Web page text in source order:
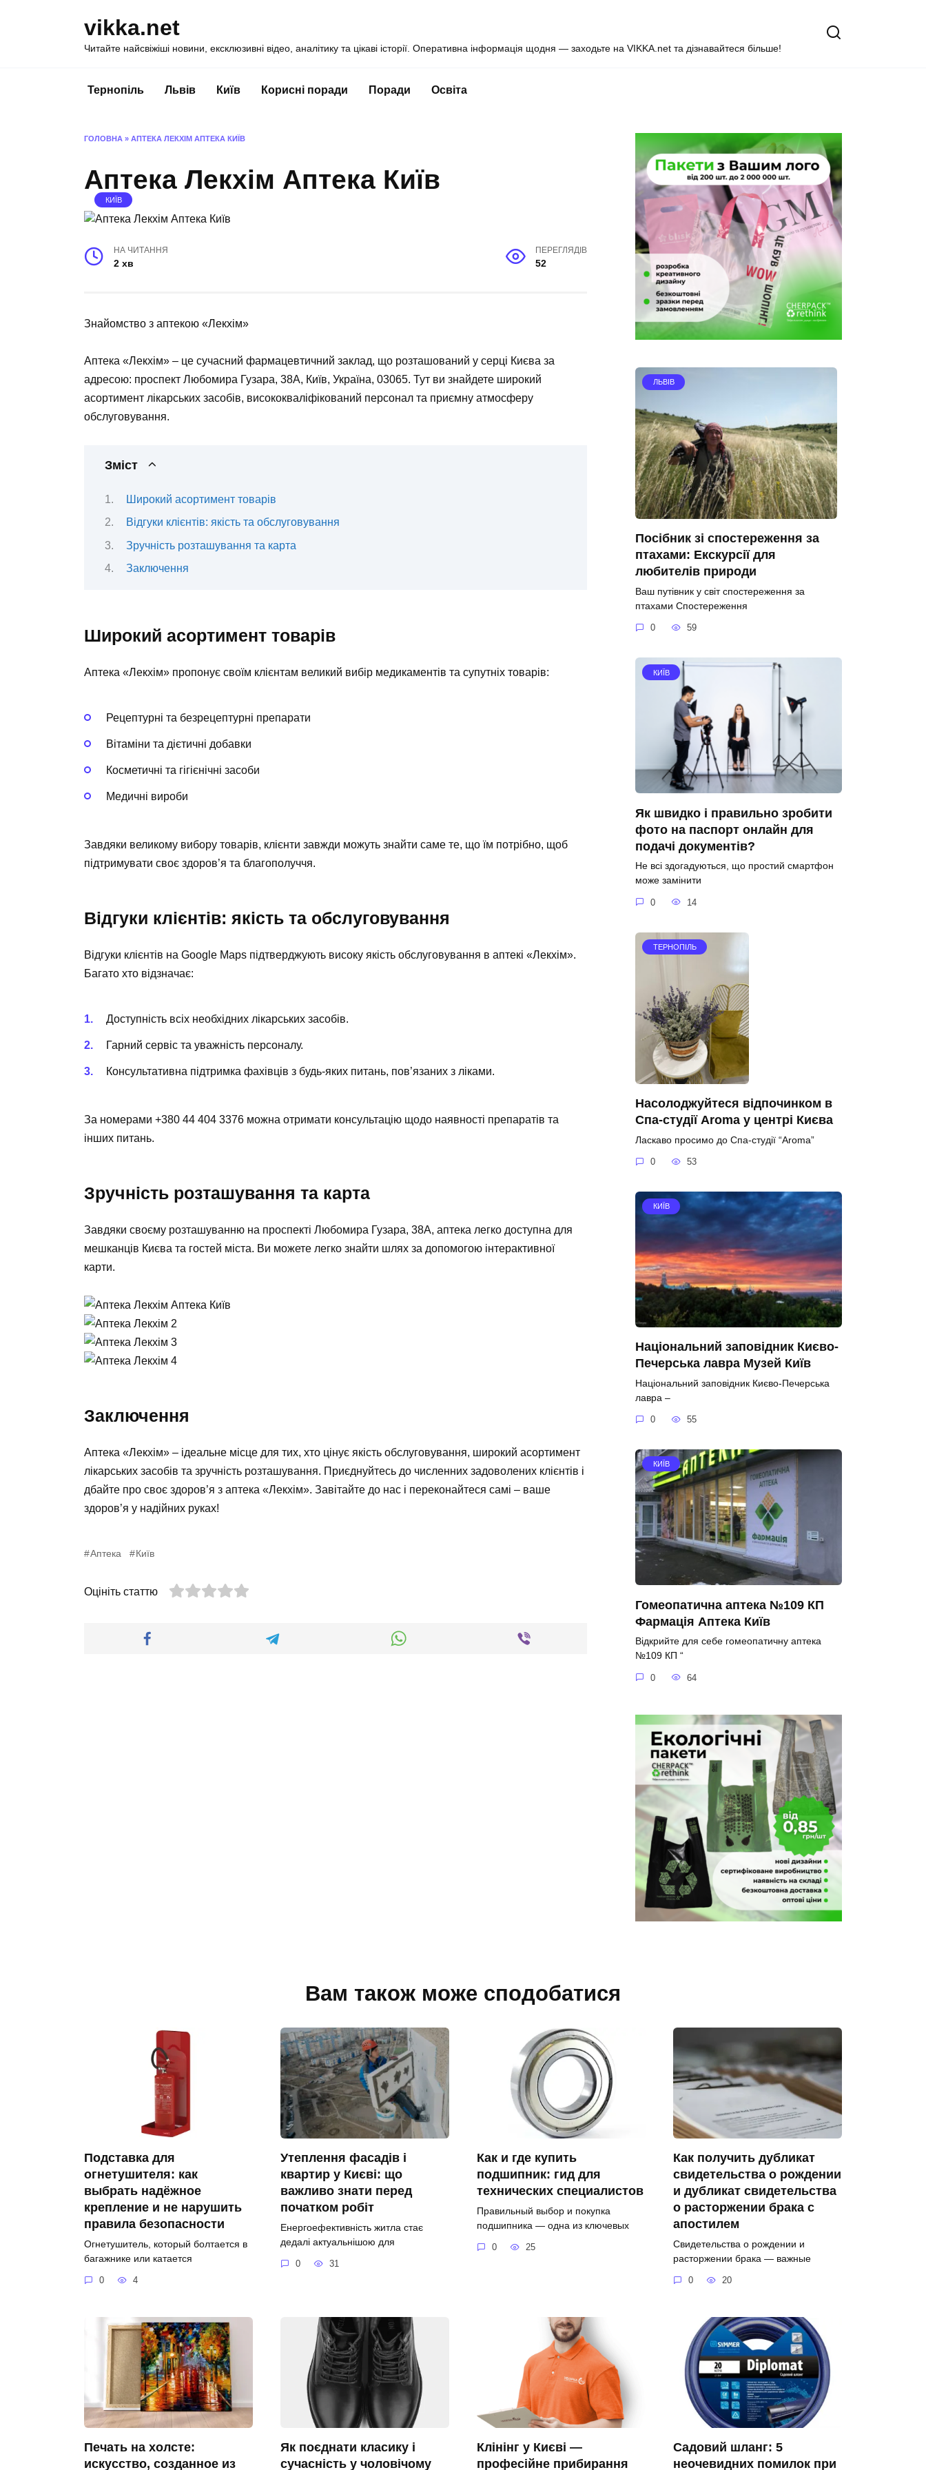
vikka.net
Читайте найсвіжіші новини, ексклюзивні відео, аналітику та цікаві історії. Оперативна інформація щодня — заходьте на VIKKA.net та дізнавайтеся більше!
Тернопіль Львів Київ Корисні поради Поради Освіта
ГОЛОВНА » АПТЕКА ЛЕКХІМ АПТЕКА КИЇВ
Аптека Лекхім Аптека Київ
КИЇВ
НА ЧИТАННЯ
2 хв
ПЕРЕГЛЯДІВ
52
Знайомство з аптекою «Лекхім»
Аптека «Лекхім» – це сучасний фармацевтичний заклад, що розташований у серці Києва за
адресою: проспект Любомира Гузара, 38А, Київ, Україна, 03065. Тут ви знайдете широкий
асортимент лікарських засобів, висококваліфікований персонал та приємну атмосферу
обслуговування.
Зміст
Широкий асортимент товарів
Відгуки клієнтів: якість та обслуговування
Зручність розташування та карта
Заключення
Широкий асортимент товарів
Аптека «Лекхім» пропонує своїм клієнтам великий вибір медикаментів та супутніх товарів:
Рецептурні та безрецептурні препарати
Вітаміни та дієтичні добавки
Косметичні та гігієнічні засоби
Медичні вироби
Завдяки великому вибору товарів, клієнти завжди можуть знайти саме те, що їм потрібно, щоб
підтримувати своє здоров’я та благополуччя.
Відгуки клієнтів: якість та обслуговування
Відгуки клієнтів на Google Maps підтверджують високу якість обслуговування в аптекі «Лекхім».
Багато хто відзначає:
Доступність всіх необхідних лікарських засобів.
Гарний сервіс та уважність персоналу.
Консультативна підтримка фахівців з будь-яких питань, пов’язаних з ліками.
За номерами +380 44 404 3376 можна отримати консультацію щодо наявності препаратів та
інших питань.
Зручність розташування та карта
Завдяки своєму розташуванню на проспекті Любомира Гузара, 38А, аптека легко доступна для
мешканців Києва та гостей міста. Ви можете легко знайти шлях за допомогою інтерактивної
карти.
Заключення
Аптека «Лекхім» – ідеальне місце для тих, хто цінує якість обслуговування, широкий асортимент
лікарських засобів та зручність розташування. Приєднуйтесь до численних задоволених клієнтів і
дбайте про своє здоров’я з аптека «Лекхім». Завітайте до нас і переконайтеся самі – ваше
здоров’я у надійних руках!
Аптека Київ
Оцініть статтю
ЛЬВІВ
Посібник зі спостереження за
птахами: Екскурсії для
любителів природи
Ваш путівник у світ спостереження за
птахами Спостереження
0 59
КИЇВ
Як швидко і правильно зробити
фото на паспорт онлайн для
подачі документів?
Не всі здогадуються, що простий смартфон
може замінити
0 14
ТЕРНОПІЛЬ
Насолоджуйтеся відпочинком в
Спа-студії Aroma у центрі Києва
Ласкаво просимо до Спа-студії “Aroma”
0 53
КИЇВ
Національний заповідник Києво-
Печерська лавра Музей Київ
Національний заповідник Києво-Печерська
лавра –
0 55
КИЇВ
Гомеопатична аптека №109 КП
Фармація Аптека Київ
Відкрийте для себе гомеопатичну аптека
№109 КП “
0 64
Вам також може сподобатися
Подставка для
огнетушителя: как
выбрать надёжное
крепление и не нарушить
правила безопасности
Огнетушитель, который болтается в
багажнике или катается
0 4
Утеплення фасадів і
квартир у Києві: що
важливо знати перед
початком робіт
Енергоефективність житла стає
дедалі актуальнішою для
0 31
Как и где купить
подшипник: гид для
технических специалистов
Правильный выбор и покупка
подшипника — одна из ключевых
0 25
Как получить дубликат
свидетельства о рождении
и дубликат свидетельства
о расторжении брака с
апостилем
Свидетельства о рождении и
расторжении брака — важные
0 20
Печать на холсте:
искусство, созданное из
Як поєднати класику і
сучасність у чоловічому
Клінінг у Києві —
професійне прибирання
Садовий шланг: 5
неочевидних помилок при